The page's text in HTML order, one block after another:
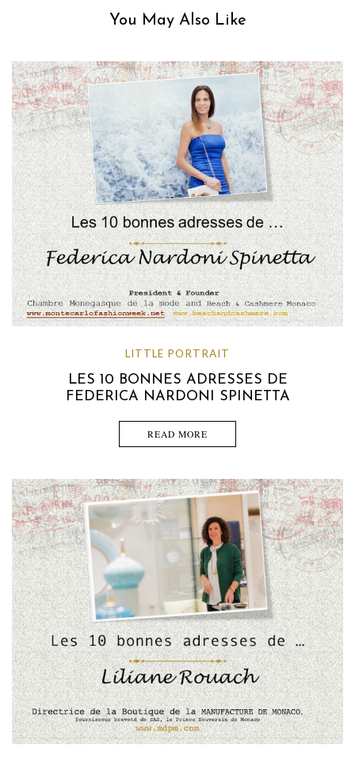
You May Also Like
LITTLE PORTRAIT
LES 10 BONNES ADRESSES DE
FEDERICA NARDONI SPINETTA
READ MORE